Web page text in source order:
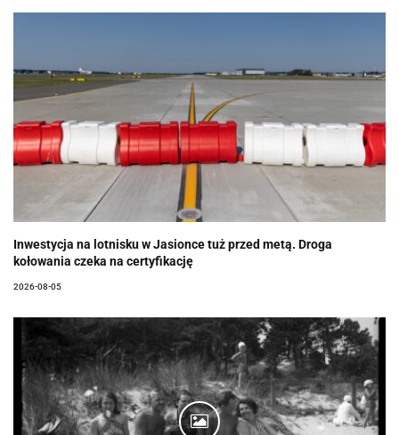
Inwestycja na lotnisku w Jasionce tuż przed metą. Droga
kołowania czeka na certyfikację
2026-08-05